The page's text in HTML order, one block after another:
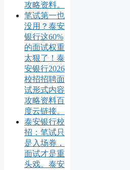
攻略资料。
笔试第一也
没用？泰安
银行这60%
的面试权重
太狠了！泰
安银行2026
校招招聘面
试形式内容
攻略资料百
度云链接。
泰安银行校
招：笔试只
是入场券，
面试才是重
头戏。泰安